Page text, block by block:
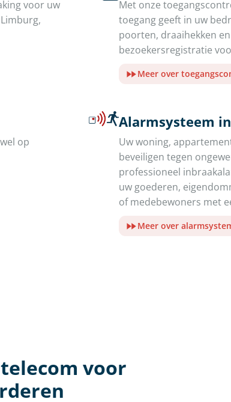
voor uw
Met onze
toegang geeft in uw
poorten, draaihekken
bezoekersregistratie
Meer over
op
Alarmsysteem
Uw woning,
beveiligen tegen
professioneel
uw goederen,
of medebewoners met
Meer over
telecom voor